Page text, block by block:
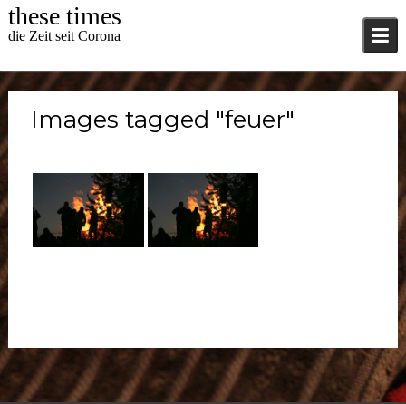
Skip
tothese times
die Zeit seit Corona
Images tagged "feuer"